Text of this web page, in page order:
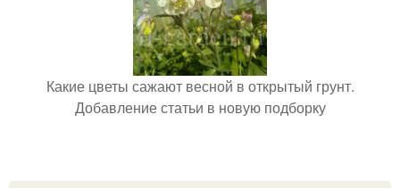
Какие цветы сажают весной в открытый грунт.
Добавление статьи в новую подборку